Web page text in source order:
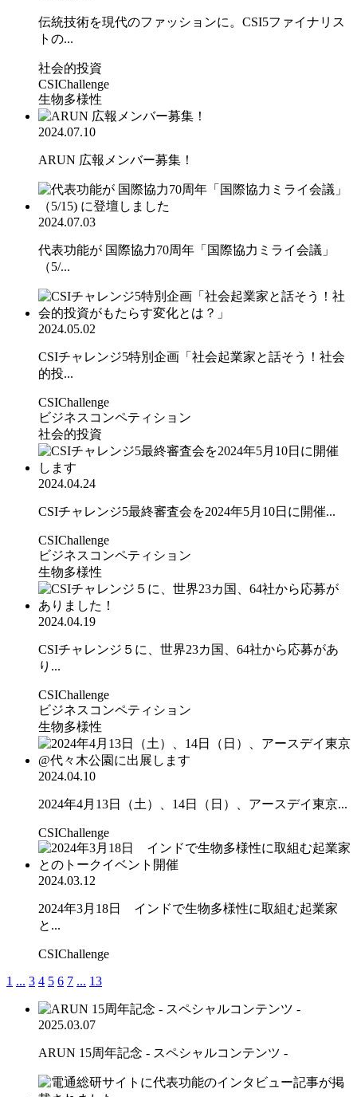
伝統技術を現代のファッションに。CSI5ファイナリス
トの...
社会的投資
CSIChallenge
生物多様性
2024.07.10
ARUN 広報メンバー募集！
2024.07.03
代表功能が 国際協力70周年「国際協力ミライ会議」
（5/...
2024.05.02
CSIチャレンジ5特別企画「社会起業家と話そう！社会
的投...
CSIChallenge
ビジネスコンペティション
社会的投資
2024.04.24
CSIチャレンジ5最終審査会を2024年5月10日に開催...
CSIChallenge
ビジネスコンペティション
生物多様性
2024.04.19
CSIチャレンジ５に、世界23カ国、64社から応募があ
り...
CSIChallenge
ビジネスコンペティション
生物多様性
2024.04.10
2024年4月13日（土）、14日（日）、アースデイ東京...
CSIChallenge
2024.03.12
2024年3月18日 インドで生物多様性に取組む起業家
と...
CSIChallenge
1 ... 3 4 5 6 7 ... 13
2025.03.07
ARUN 15周年記念 - スペシャルコンテンツ -